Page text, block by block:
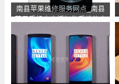
南县苹果维修服务网点_南县
苹果手机官方授权售后维修中